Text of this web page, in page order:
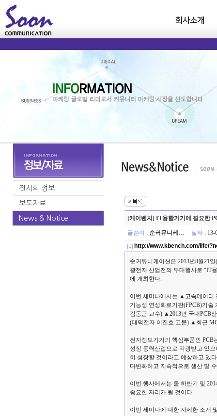
회사소개
전시회 정보
보도자료
News & Notice [케이벤치] IT융합기기에 필요한
글쓴이 : 순커뮤니케… 날짜 :
http://www.kbench.com/life/
순커뮤니케이션은 2013년8월21
광전자 산업전의 부대행사로 “IT
에 개최한다.
이번 세미나에서는 ▲고속데이터
기능성 연성회로기판(FPCB)기
감동근 교수) ▲2013년 국내PCB
(대덕전자 이진호 고문) ▲최근
전자정보기기의 핵심부품인
성장 동력산업으로 각광받고 있
히 성장할 것이라고 예상하고 있
다변화하고 지속적으로 생산 및
이번 행사에서는 올 하반기 및
중요한 자리가 될 것이다.
이번 세미나에 대한 자세한 소개